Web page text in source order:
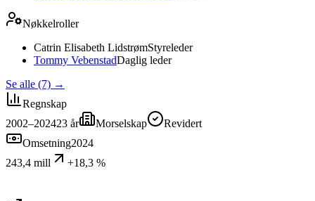
Nøkkelroller
Catrin Elisabeth LidstrømStyreleder
Tommy VebenstadDaglig leder
Se alle (7) →
Regnskap
2002–202423 år Morselskap
Revidert
Omsetning2024
243,4 mill
+18,3 %